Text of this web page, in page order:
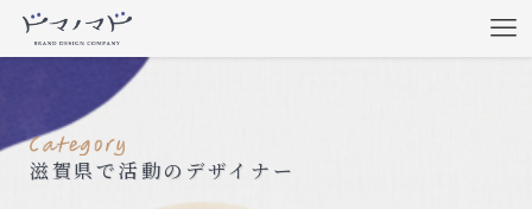
滋賀県で活動のデザイナー